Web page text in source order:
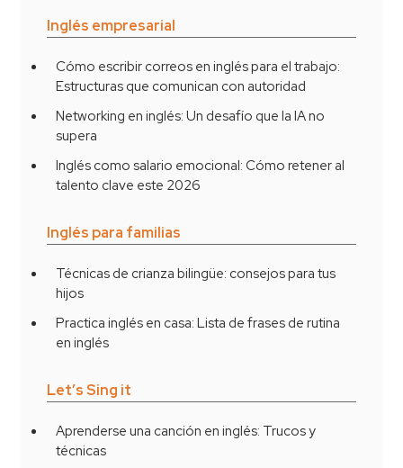
Inglés empresarial
Cómo escribir correos en inglés para el trabajo:
Estructuras que comunican con autoridad
Networking en inglés: Un desafío que la IA no
supera
Inglés como salario emocional: Cómo retener al
talento clave este 2026
Inglés para familias
Técnicas de crianza bilingüe: consejos para tus
hijos
Practica inglés en casa: Lista de frases de rutina
en inglés
Let’s Sing it
Aprenderse una canción en inglés: Trucos y
técnicas